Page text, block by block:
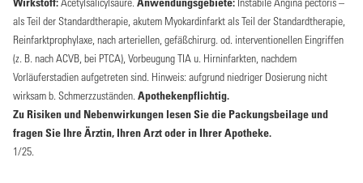
als Teil der Standardtherapie, akutem Myokardinfarkt als Teil der Standardtherapie,
Reinfarktprophylaxe, nach arteriellen, gefäßchirurg. od. interventionellen Eingriffen
(z. B. nach ACVB, bei PTCA), Vorbeugung TIA u. Hirninfarkten, nachdem
Vorläuferstadien aufgetreten sind. Hinweis: aufgrund niedriger Dosierung nicht
wirksam b. Schmerzzuständen. Apothekenpflichtig.
Zu Risiken und Nebenwirkungen lesen Sie die Packungsbeilage und
fragen Sie Ihre Ärztin, Ihren Arzt oder in Ihrer Apotheke.
1/25.